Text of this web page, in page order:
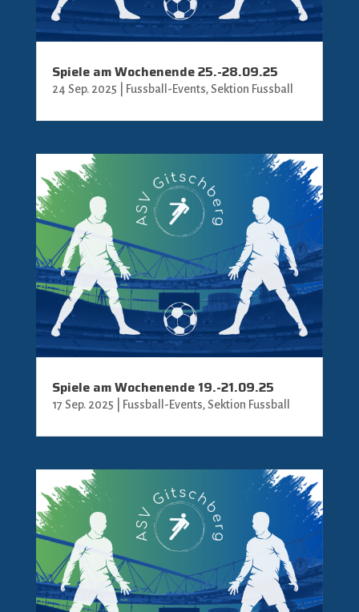
Spiele am Wochenende 25.-28.09.25
24 Sep. 2025 Fussball-Events, Sektion Fussball
Spiele am Wochenende 19.-21.09.25
17 Sep. 2025 Fussball-Events, Sektion Fussball